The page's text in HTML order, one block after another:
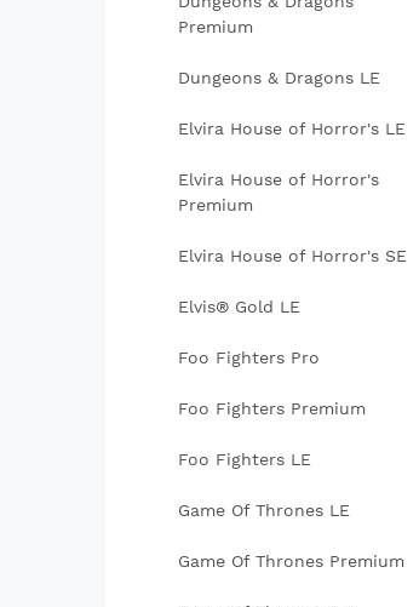
Premium
Dungeons & Dragons LE
Elvira House of Horror's LE
Elvira House of Horror's
Premium
Elvira House of Horror's SE
Elvis® Gold LE
Foo Fighters Pro
Foo Fighters Premium
Foo Fighters LE
Game Of Thrones LE
Game Of Thrones Premium